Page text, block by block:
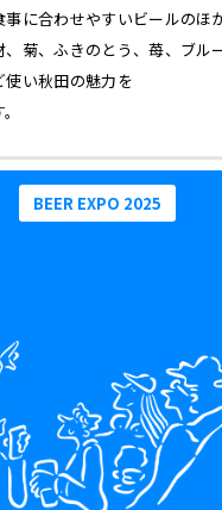
事に合わせやすいビールのほ
菊、ふきのとう、苺、ブル
い秋田の魅力を
BEER EXPO 2025